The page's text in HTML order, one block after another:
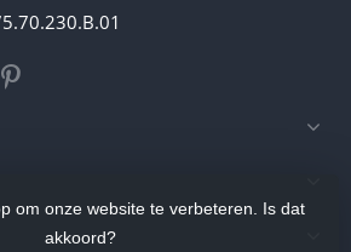
om onze website te verbeteren. Is dat
akkoord?